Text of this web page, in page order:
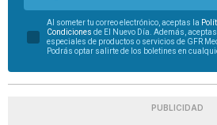
Al someter tu correo electrónico, aceptas la
Condiciones de El Nuevo Día. Además,
especiales de productos o servicios de GFR
Podrás optar salirte de los boletines en
PUBLICIDAD